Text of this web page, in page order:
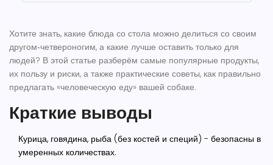
Хотите знать, какие блюда со стола можно делиться со своим
другом‑четвероногим, а какие лучше оставить только для
людей? В этой статье разберём самые популярные продукты,
их пользу и риски, а также практические советы, как правильно
предлагать «человеческую еду» вашей собаке.
Краткие выводы
Курица, говядина, рыба (без костей и специй) - безопасны в
умеренных количествах.